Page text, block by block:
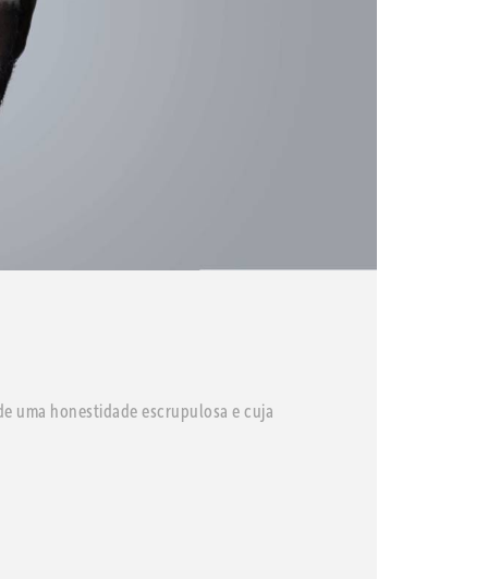
uma honestidade escrupulosa e cuja